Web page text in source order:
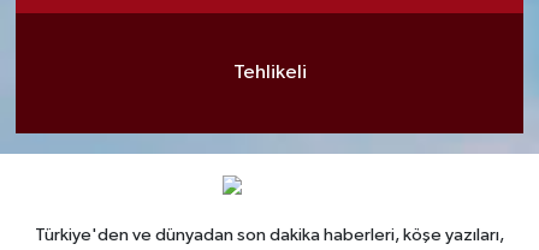
Tehlikeli
Türkiye'den ve dünyadan son dakika haberleri, köşe yazıları,